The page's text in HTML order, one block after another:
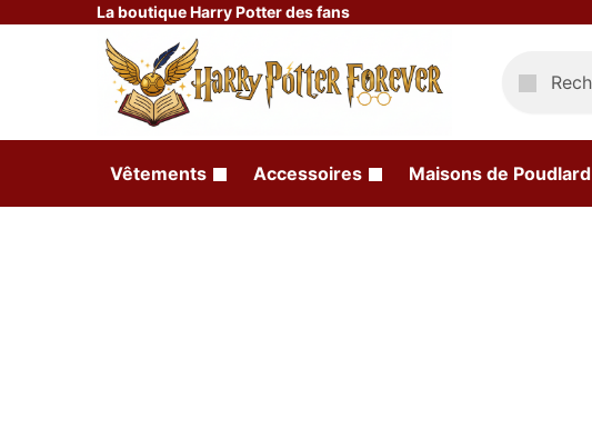
La boutique Harry Potter des fans
Vêtements Accessoires Maisons de Poudlard